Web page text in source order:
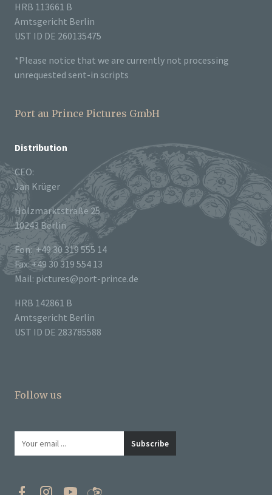
HRB 113661 B
Amtsgericht Berlin
UST ID DE 260135475
*Please notice that we are currently not processing
unrequested sent-in scripts
Port au Prince Pictures GmbH
Distribution
CEO:
Jan Krüger
Holzmarktstraße 25
10243 Berlin
Fon: +49 30 319 555 14
Fax: +49 30 319 554 13
Mail: pictures@port-prince.de
HRB 142861 B
Amtsgericht Berlin
UST ID DE 283785588
Follow us